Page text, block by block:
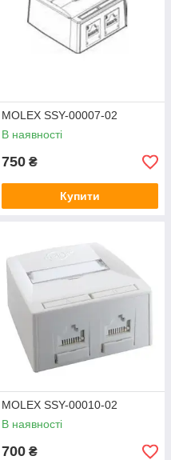
MOLEX SSY-00007-02
В наявності
750 ₴
Купити
MOLEX SSY-00010-02
В наявності
700 ₴